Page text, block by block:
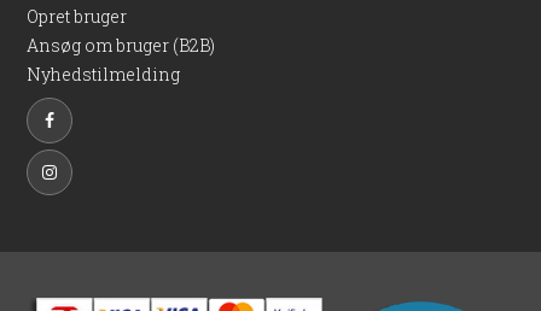
Opret bruger
Ansøg om bruger (B2B)
Nyhedstilmelding